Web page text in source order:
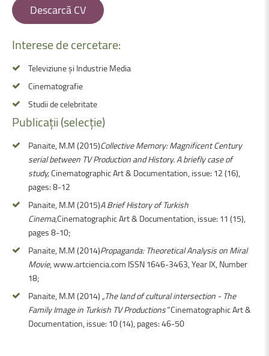
Descarcă CV
Interesedecercetare:
Televiziune și Industrie Media
Cinematografie
Studii de celebritate
Publicații(selecție)
Panaite, M.M (2015)Collective Memory: Magnificent Century
serial between TV Production and History. A briefly case of
study,Cinematographic Art & Documentation, issue: 12 (16),
pages: 8-12
Panaite, M.M (2015)A Brief History of Turkish
Cinema,Cinematographic Art & Documentation, issue: 11 (15),
pages 8-10;
Panaite, M.M (2014)Propaganda: Theoretical Analysis on Miral
Movie, www.artciencia.com ISSN 1646-3463, Year IX, Number
18;
Panaite, M.M (2014)„The land of cultural intersection - The
Family Image in Turkish TV Productions”Cinematographic Art &
Documentation, issue: 10 (14), pages: 46-50